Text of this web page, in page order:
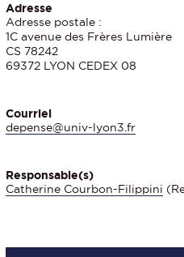
Adresse
Adresse postale :
1C avenue des Frères Lumière
CS 78242
69372 LYON CEDEX 08
Courriel
depense@univ-lyon3.fr
Responsable(s)
Catherine Courbon-Filippini